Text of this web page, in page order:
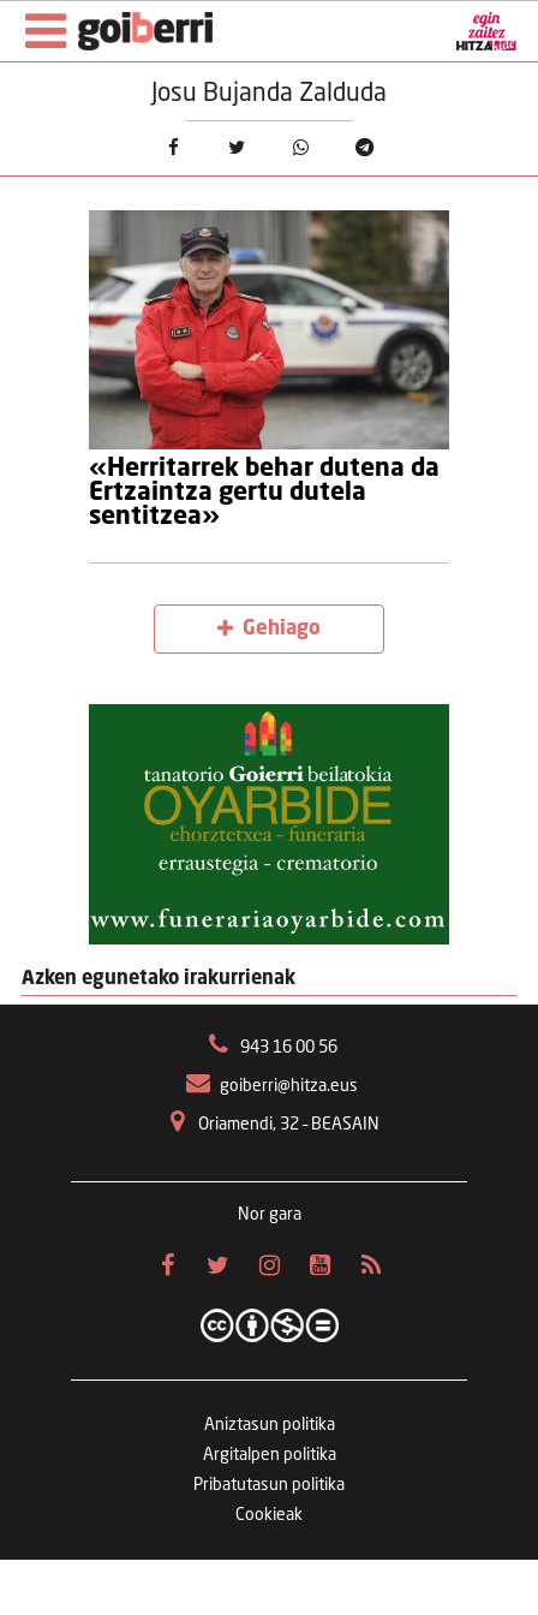
Josu Bujanda Zalduda
«Herritarrek behar dutena da
Ertzaintza gertu dutela
sentitzea»
Gehiago
Azken egunetako irakurrienak
943 16 00 56
goiberri@hitza.eus
Oriamendi, 32 – BEASAIN
Nor gara
Aniztasun politika
Argitalpen politika
Pribatutasun politika
Cookieak